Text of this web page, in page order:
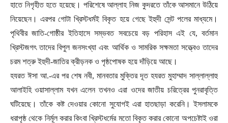
হাতে নিগৃহীত হতে হয়েছে। পরিশেষে আল্লাহ নিজ কুদরতে তাঁকে আসমানে উঠিয়ে
নিয়েছেন। এরপর গোটা খ্রিস্টধর্মই বিকৃত হয়ে গেছে ইহুদী সেন্ট পলের মাধ্যমে।
পৃথিবীর জাতি-গোষ্ঠীর ইতিহাসে সম্ভবত সবচেয়ে বড় পরিহাস এই যে,বর্তমান
খ্রিস্টজগৎ তাদের বিপুল জনসংখ্যা এবং আর্থিক ও সামরিক সক্ষমতা সত্ত্বেও তাদের
চরম শত্রু ইহুদী-জাতির ক্রীড়নক ও পৃষ্ঠপোষক হয়ে দাঁড়িয়ে আছে।
হযরত ঈসা আ.-এর পর শেষ নবী, মানবতার মুক্তির দূত হযরত মুহাম্মাদ সাল্লাল্লাহু
আলাইহি ওয়াসাল্লাম যখন এলেন তখনও এরা ওদের জাতীয় চরিত্রের পুনরাবৃত্তি
ঘটিয়েছে। তাঁকে কষ্ট দেওয়ার কোনো সুযোগই এরা হাতছাড়া করেনি। ইসলামকে
ধরাপৃষ্ঠ থেকে নির্মূল করার কিংবা খ্রিস্টধর্মের মতো বিকৃত করার কোনো অপচেষ্টাই ওরা